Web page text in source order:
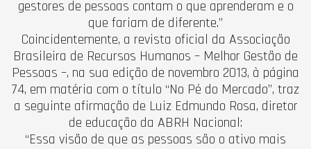
gestores de pessoas contam o que aprenderam e o
que fariam de diferente.”
Coincidentemente, a revista oficial da Associação
Brasileira de Recursos Humanos – Melhor Gestão de
Pessoas –, na sua edição de novembro 2013, à página
74, em matéria com o título “No Pé do Mercado”, traz
a seguinte afirmação de Luiz Edmundo Rosa, diretor
de educação da ABRH Nacional:
“Essa visão de que as pessoas são o ativo mais